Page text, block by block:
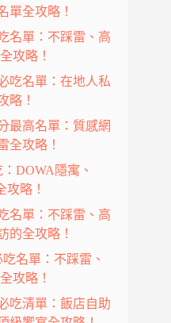
單全攻略！
名單：不踩雷、高
攻略！
吃名單：在地人私
略！
最高名單：質感網
全攻略！
DOWA隱寓、
攻略！
名單：不踩雷、高
的全攻略！
名單：不踩雷、
攻略！
吃清單：飯店自助